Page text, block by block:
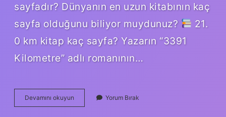
sayfadır? Dünyanın en uzun kitabının kaç
sayfa olduğunu biliyor muydunuz?
21.
0 km kitap kaç sayfa? Yazarın “3391
Kilometre” adlı romanının…
Devamını okuyun
Kitap
Yorum Bırak